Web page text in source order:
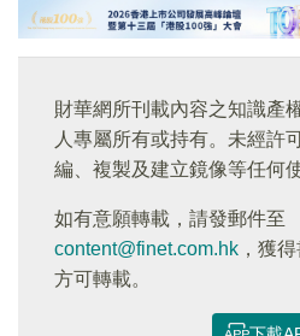
財華網所刊載內容之知識產
人專屬所有或持有。未經許
編、複製及建立鏡像等任何使
如有意願轉載，請發郵件至
content@finet.com.hk ，獲
方可轉載。